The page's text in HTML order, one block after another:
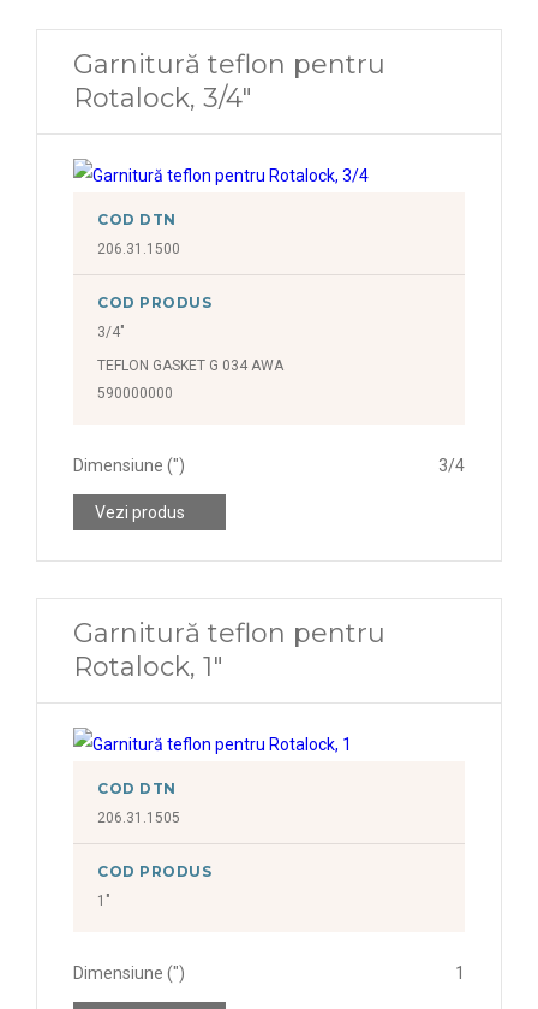
Garnitură teflon pentru
Rotalock, 3/4"
COD DTN
206.31.1500
COD PRODUS
3/4"
TEFLON GASKET G 034 AWA
590000000
Dimensiune (") 3/4
Vezi produs
Garnitură teflon pentru
Rotalock, 1"
COD DTN
206.31.1505
COD PRODUS
1"
Dimensiune (") 1